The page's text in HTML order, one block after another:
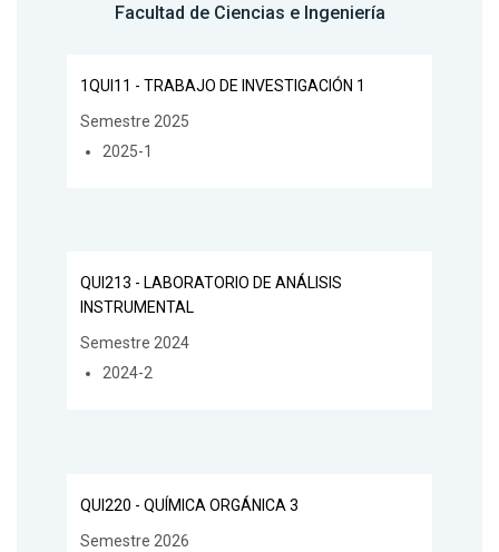
Facultad de Ciencias e Ingeniería
1QUI11 - TRABAJO DE INVESTIGACIÓN 1
Semestre 2025
2025-1
QUI213 - LABORATORIO DE ANÁLISIS
INSTRUMENTAL
Semestre 2024
2024-2
QUI220 - QUÍMICA ORGÁNICA 3
Semestre 2026